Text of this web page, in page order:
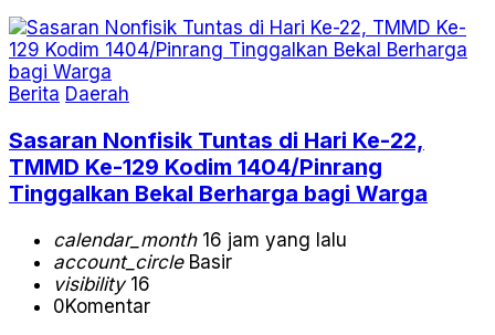
Berita Daerah
Sasaran Nonfisik Tuntas di Hari Ke-22,
TMMD Ke-129 Kodim 1404/Pinrang
Tinggalkan Bekal Berharga bagi Warga
calendar_month16 jam yang lalu
account_circleBasir
visibility16
0Komentar